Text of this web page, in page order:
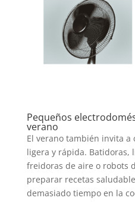
Pequeños
verano
El verano también invita a
ligera y rápida. Batidoras,
freidoras de aire o robots
preparar recetas
demasiado tiempo en la